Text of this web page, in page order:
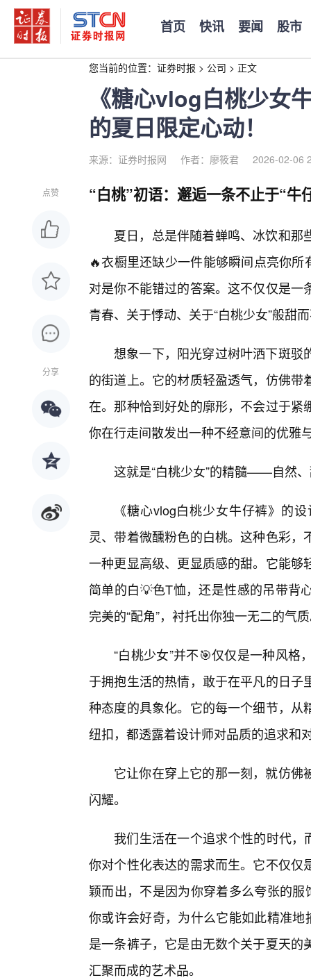
首页 快讯 要闻 股市
您当前的位置： 证券时报 > 公司 > 正文
《糖心vlog白桃少女
的夏日限定心动！
来源：证券时报网 作者：廖筱君 2026-02-06
点赞
分享
“白桃”初语：邂逅一条不止于“牛
夏日，总是伴随着蝉鸣、冰饮和
🔥衣橱里还缺少一件能够瞬间点亮你
对是你不能错过的答案。这不仅仅是
青春、关于悸动、关于“白桃少女”般甜
想象一下，阳光穿过树叶洒下斑驳
的街道上。它的材质轻盈透气，仿佛
在。那种恰到好处的廓形，不会过于
你在行走间散发出一种不经意间的优雅
这就是“白桃少女”的精髓——自然
《糖心vlog白桃少女牛仔裤》的
灵、带着微醺粉色的白桃。这种色彩
一种更显高级、更显质感的甜。它能
简单的白💡色T恤，还是性感的吊带背
完美的“配角”，衬托出你独一无二的气
“白桃少女”并不🎯仅仅是一种风
于拥抱生活的热情，敢于在平凡的日
种态度的具象化。它的每一个细节，
纽扣，都透露着设计师对品质的追求和
它让你在穿上它的那一刻，就仿
闪耀。
我们生活在一个追求个性的时代
你对个性化表达的需求而生。它不仅
颖而出，不是因为你穿着多么夸张的
你或许会好奇，为什么它能如此精准
是一条裤子，它是由无数个关于夏天
汇聚而成的艺术品。